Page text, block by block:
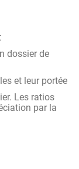
dossier de
et leur portée
Les ratios
par la